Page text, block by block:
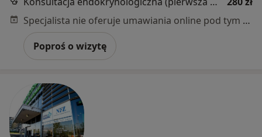
Specjalista nie oferuje umawiania online pod tym adresem.
Poproś o wizytę